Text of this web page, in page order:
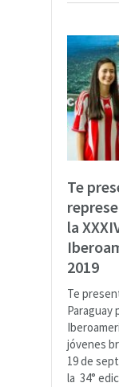
Te
la
2019
Te
Paraguay
jóvenes
19 de
la 34°